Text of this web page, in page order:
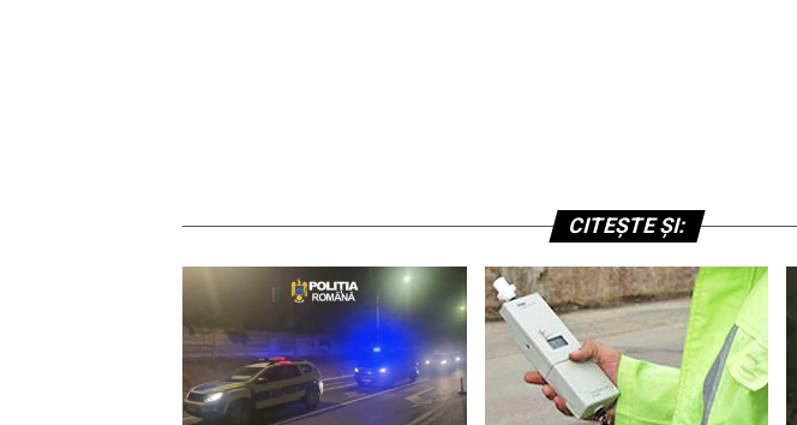
CITEȘTE ȘI: